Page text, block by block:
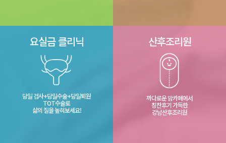
요실금 클리닉
당일 검사+당일수술+당일퇴원
TOT수술로
삶의 질을 높혀보세요!
산후조리원
까다로운 맘카페에서
칭찬후기 가득한
강남산후조리원